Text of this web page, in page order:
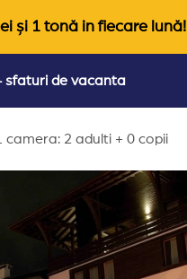
și 1 tonă in fiecare lună!
sfaturi de vacanta
camera: 2 adulti + 0 copii